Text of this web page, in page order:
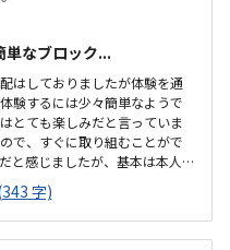
単なブロック...
はしておりましたが体験を通
験するには少々簡単なようで
とても楽しみだと言っていま
で、すぐに取り組むことがで
と感じましたが、基本は本人
したし、駅ちかでなくても車
したが、作業スペースが子供
た。せめて1か月3回 もしく
プログラミング教室は週1回の
字)